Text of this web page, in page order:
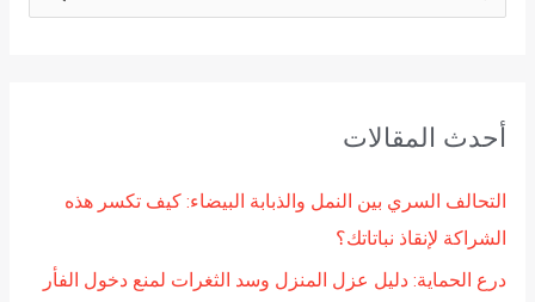
ث
أحدث المقالات
التحالف السري بين النمل والذبابة البيضاء: كيف تكسر هذه
الشراكة لإنقاذ نباتاتك؟
درع الحماية: دليل عزل المنزل وسد الثغرات لمنع دخول الفأر